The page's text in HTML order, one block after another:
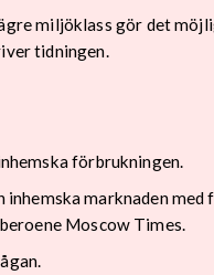
miljöklass gör det
tidningen.
förbrukningen.
marknaden med
Moscow Times.